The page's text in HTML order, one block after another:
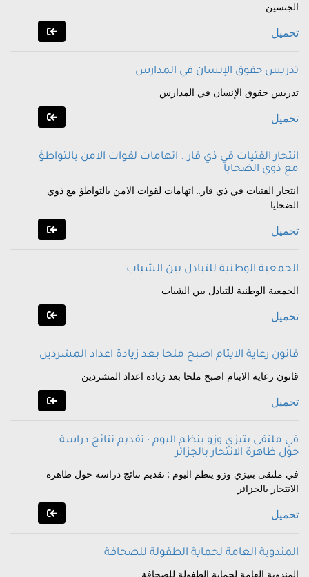
الجنسين
تحميل
تدريس حقوق الإنسان في المدارس
تدريس حقوق الإنسان في المدارس
تحميل
انتحار الفتيات في ذي قار.. اتهامات لقوات الامن بالتواطؤ
مع ذوي الضحايا
انتحار الفتيات في ذي قار.. اتهامات لقوات الامن بالتواطؤ مع ذوي
الضحايا
تحميل
الجمعية الوطنية للتبادل بين الشباب
الجمعية الوطنية للتبادل بين الشباب
تحميل
قانون رعاية الايتام اصبح ملحا بعد زيادة اعداد المشردين
قانون رعاية الايتام اصبح ملحا بعد زيادة اعداد المشردين
تحميل
في ملتقى بتيزي وزو ينظم اليوم : تقديم نتائج دراسة
حول ظاهرة الانتحار بالجزائر
في ملتقى بتيزي وزو ينظم اليوم : تقديم نتائج دراسة حول ظاهرة
الانتحار بالجزائر
تحميل
المندوبة العامة لحماية الطفولة للصحافة
المندوبة العامة لحماية الطفولة للصحافة